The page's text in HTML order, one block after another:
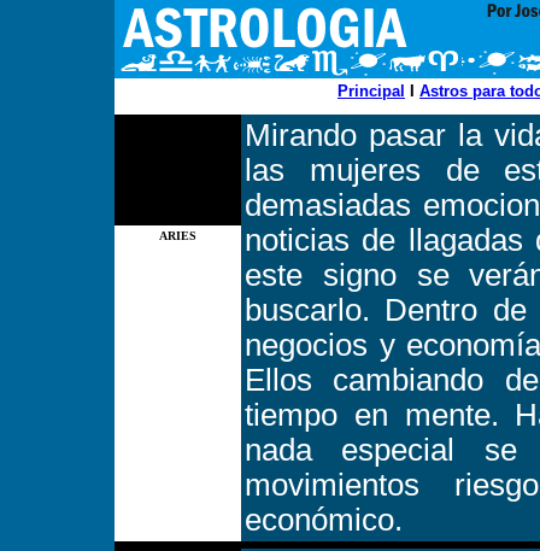
Principal Astros para
Mirando pasar la
las mujeres de
demasiadas
noticias de llagadas
este signo se
buscarlo. Dentro
negocios y
Ellos cambiando
tiempo en mente.
nada especial
movimientos
económico.
ARIES